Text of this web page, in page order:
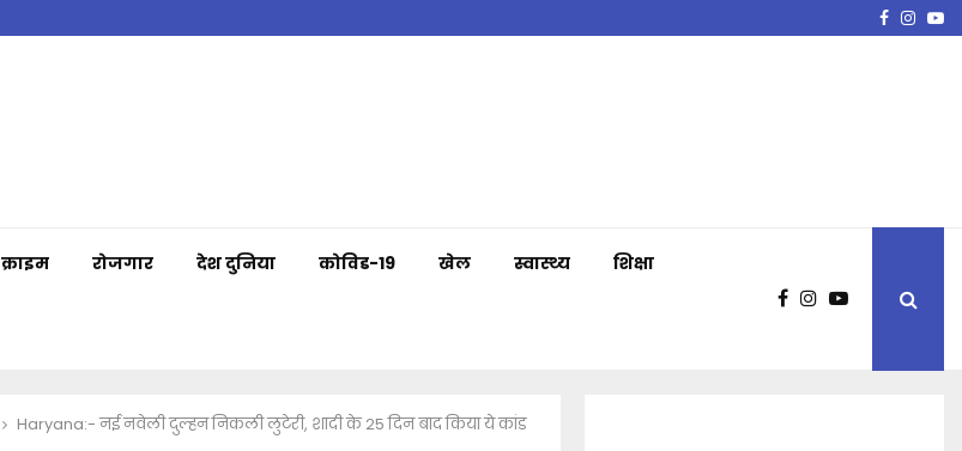
क्राइम रोजगार देश दुनिया कोविड-19 खेल स्वास्थ्य शिक्षा
Haryana:- नई नवेली दुल्हन निकली लुटेरी, शादी के 25 दिन बाद किया ये कांड